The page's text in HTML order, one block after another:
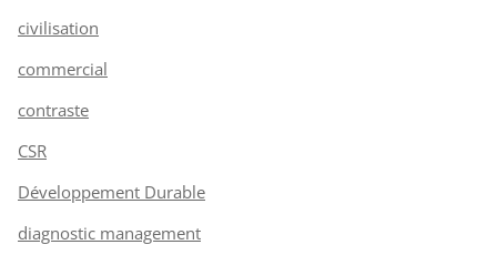
civilisation
commercial
contraste
CSR
Développement Durable
diagnostic management